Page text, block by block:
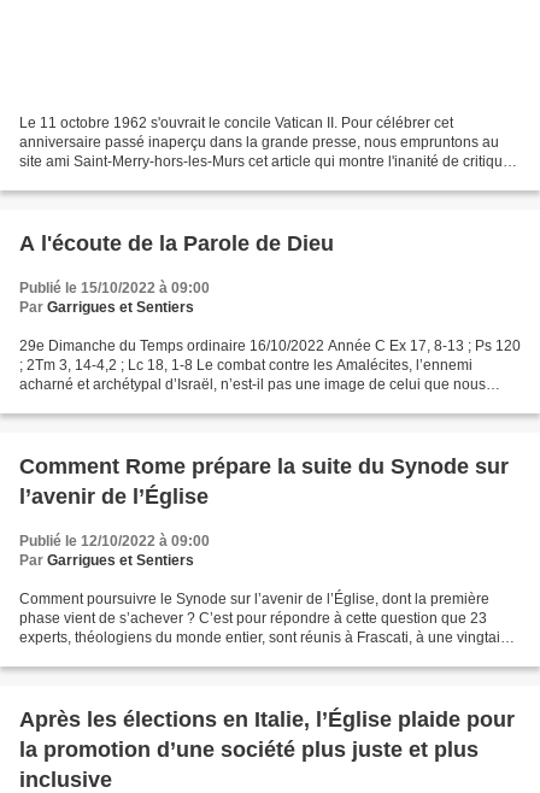
Le 11 octobre 1962 s'ouvrait le concile Vatican II. Pour célébrer cet
anniversaire passé inaperçu dans la grande presse, nous empruntons au
site ami Saint-Merry-hors-les-Murs cet article qui montre l'inanité de critiques
A l'écoute de la Parole de Dieu
Publié le 15/10/2022 à 09:00
Par Garrigues et Sentiers
29e Dimanche du Temps ordinaire 16/10/2022 Année C Ex 17, 8-13 ; Ps 120
; 2Tm 3, 14-4,2 ; Lc 18, 1-8 Le combat contre les Amalécites, l’ennemi
acharné et archétypal d’Israël, n’est-il pas une image de celui que nous
Comment Rome prépare la suite du Synode sur
l’avenir de l’Église
Publié le 12/10/2022 à 09:00
Par Garrigues et Sentiers
Comment poursuivre le Synode sur l’avenir de l’Église, dont la première
phase vient de s’achever ? C’est pour répondre à cette question que 23
experts, théologiens du monde entier, sont réunis à Frascati, à une vingtaine
Après les élections en Italie, l’Église plaide pour
la promotion d’une société plus juste et plus
inclusive